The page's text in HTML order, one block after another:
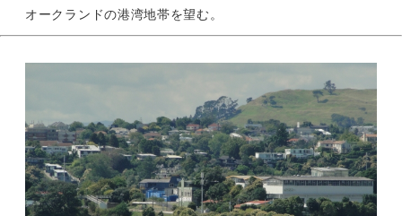
オークランドの港湾地帯を望む。